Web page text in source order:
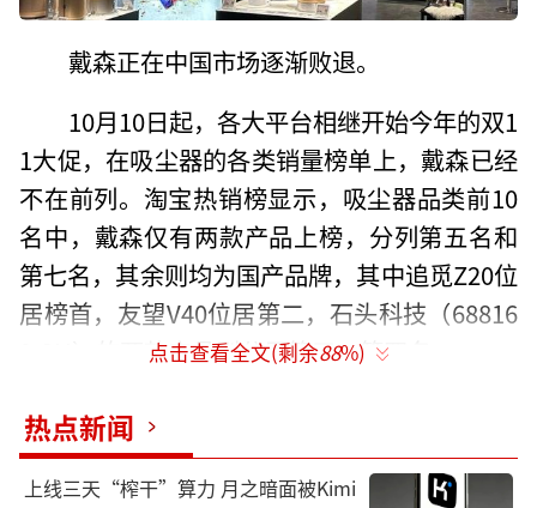
戴森正在中国市场逐渐败退。
10月10日起，各大平台相继开始今年的双1
1大促，在吸尘器的各类销量榜单上，戴森已经
不在前列。淘宝热销榜显示，吸尘器品类前10
名中，戴森仅有两款产品上榜，分列第五名和
第七名，其余则均为国产品牌，其中追觅Z20位
居榜首，友望V40位居第二，石头科技（68816
9.SH）的两款产品则分居第三、第四名。
在高速吹风机品类上，戴森则是不见踪
影，取而代之的是徕芬、飞科(603868.SH）、
米家等国产厂商，戴森甚至未能出现在淘宝该
点击查看全文(剩余88%)
热点新闻
上线三天“榨干”算力 月之暗面被Kimi